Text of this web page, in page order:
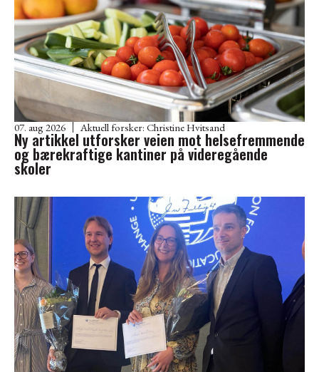
07. aug 2026 Aktuell forsker: Christine Hvitsand
Ny artikkel utforsker veien mot helsefremmende
og bærekraftige kantiner på videregående
skoler